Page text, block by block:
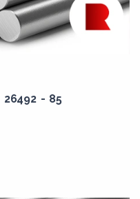
- 85